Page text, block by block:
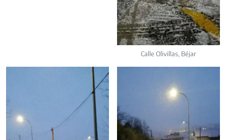
Calle Olivillas, Béjar